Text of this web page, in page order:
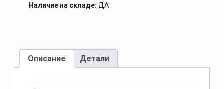
Наличие на складе: ДА
Описание Детали